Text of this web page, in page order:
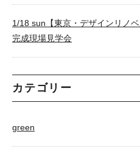
1/18 sun【東京・デザインリノ
完成現場見学会
カテゴリー
green